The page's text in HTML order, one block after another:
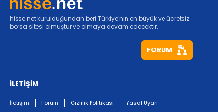
hisse.net kurulduğundan beri Türkiye'nin en büyük ve ücretsiz
borsa sitesi olmuştur ve olmaya devam edecektir.
FORUM
İLETİŞİM
İletişim Forum Gizlilik Politikası Yasal Uyarı